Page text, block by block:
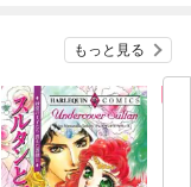
光
に
ま
もっと見る